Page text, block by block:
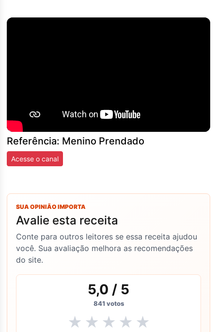
Referência: Menino Prendado
Acesse o canal
SUA OPINIÃO IMPORTA
Avalie esta receita
Conte para outros leitores se essa receita ajudou
você. Sua avaliação melhora as recomendações
do site.
5,0 / 5
841 votos
★ ★ ★ ★ ★